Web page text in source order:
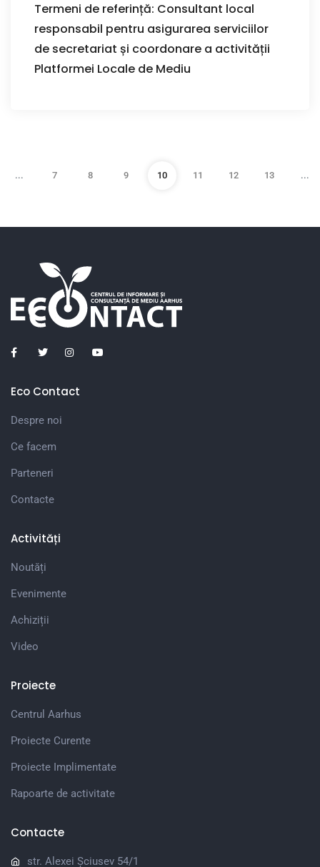
Termeni de referință: Consultant local
responsabil pentru asigurarea serviciilor
de secretariat și coordonare a activității
Platformei Locale de Mediu
... 7 8 9 10 11 12 13 ...
Eco Contact
Despre noi
Ce facem
Parteneri
Contacte
Activități
Noutăți
Evenimente
Achiziții
Video
Proiecte
Centrul Aarhus
Proiecte Curente
Proiecte Implimentate
Rapoarte de activitate
Contacte
str. Alexei Șciusev 54/1